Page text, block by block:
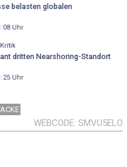
belasten globalen
Uhr
dritten Nearshoring-Standort
Uhr
WEBCODE SMVU5ELO